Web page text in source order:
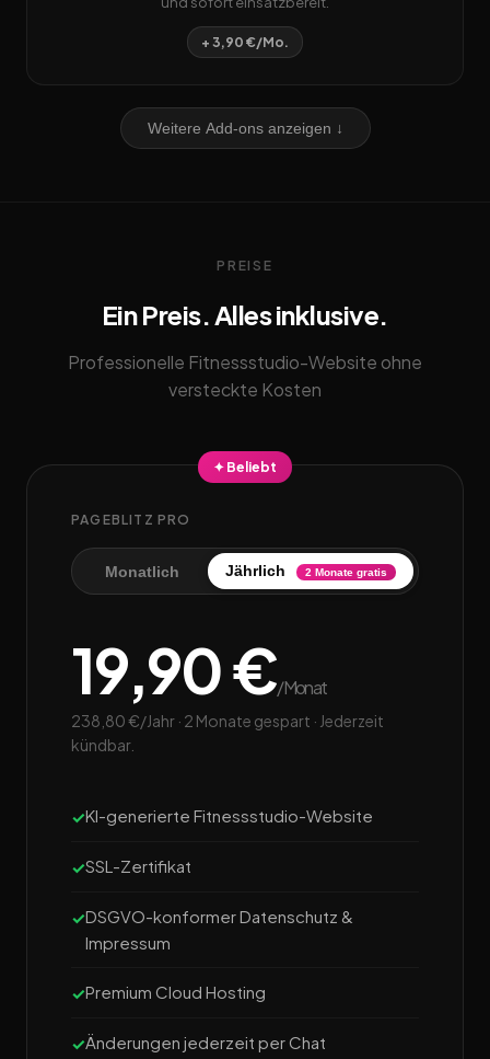
+ 3,90 €/Mo.
Weitere Add-ons anzeigen ↓
PREISE
Ein Preis. Alles inklusive.
Professionelle Fitnessstudio-Website ohne
versteckte Kosten
✦ Beliebt
PAGEBLITZ PRO
Monatlich Jährlich 2 Monate gratis
19,90 €/Monat
238,80 €/Jahr · 2 Monate gespart · Jederzeit
kündbar.
KI-generierte Fitnessstudio-Website
SSL-Zertifikat
DSGVO-konformer Datenschutz &
Impressum
Premium Cloud Hosting
Änderungen jederzeit per Chat